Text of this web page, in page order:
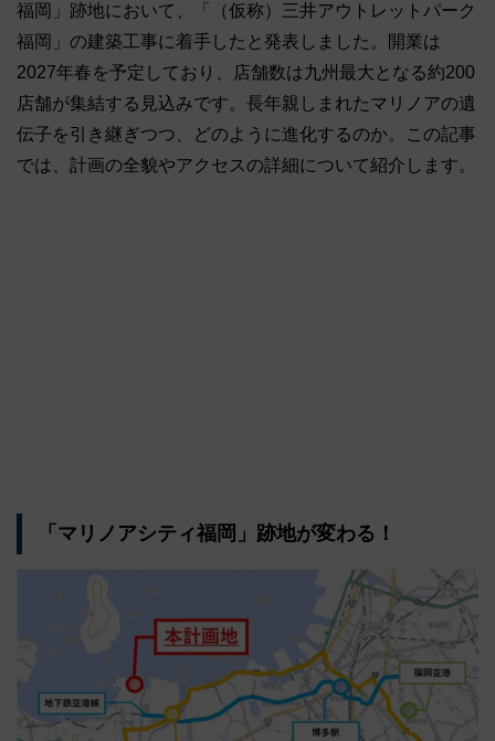
福岡」跡地において、「（仮称）三井アウトレットパーク
福岡」の建築工事に着手したと発表しました。開業は
2027年春を予定しており、店舗数は九州最大となる約200
店舗が集結する見込みです。長年親しまれたマリノアの遺
伝子を引き継ぎつつ、どのように進化するのか。この記事
では、計画の全貌やアクセスの詳細について紹介します。
「マリノアシティ福岡」跡地が変わる！